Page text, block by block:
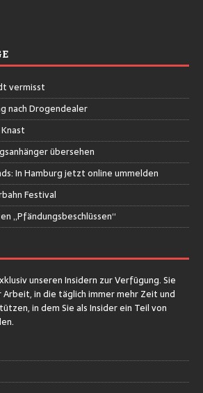
vermisst
nach Drogendealer
übersehen
In Hamburg jetzt online ummelden
Festival
„Pfändungsbeschlüssen“
unseren Insidern zur Verfügung. Sie
Arbeit, in die täglich immer mehr Zeit und
in dem Sie als Insider ein Teil von